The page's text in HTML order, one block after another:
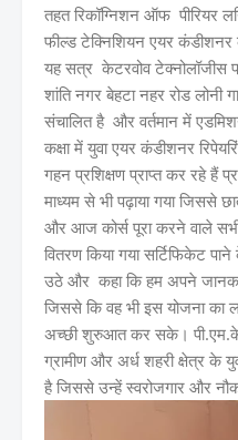
तहत रिकॉग्निशन ऑफ पीरियर
फील्ड टेक्निशियन एयर कंडीशनर
यह सत्र केटरवोव टेक्नोलॉजीस
शांति नगर बेहटा नहर रोड लोनी
संचालित है और वर्तमान में
कक्षा में युवा एयर कंडीशनर
गहन प्रशिक्षण प्राप्त कर रहे हैं
माध्यम से भी पढ़ाया गया जिससे
और आज कोर्स पूरा करने वाले
वितरण किया गया सर्टिफिकेट
उठे और कहा कि हम अपने
जिससे कि वह भी इस योजना का
अच्छी शुरुआत कर सके।
ग्रामीण और अर्ध शहरी क्षेत्र के
है जिससे उन्हें स्वरोजगार और